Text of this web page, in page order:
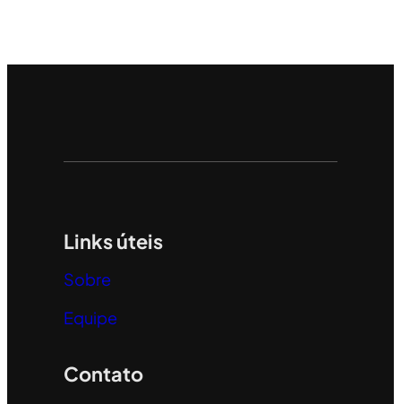
Links úteis
Sobre
Equipe
Contato